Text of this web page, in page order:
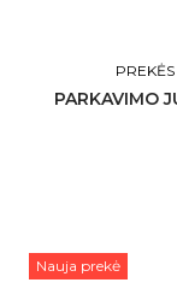
PARKAVIMO
Nauja prekė